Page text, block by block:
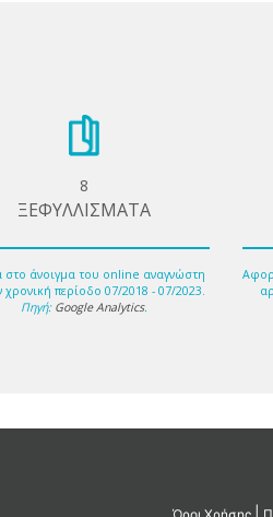
8
ΞΕΦΥΛΛΙΣΜΑΤΑ
άνοιγμα του online αναγνώστη
χρονική περίοδο 07/2018 - 07/2023.
Πηγή: Google Analytics.